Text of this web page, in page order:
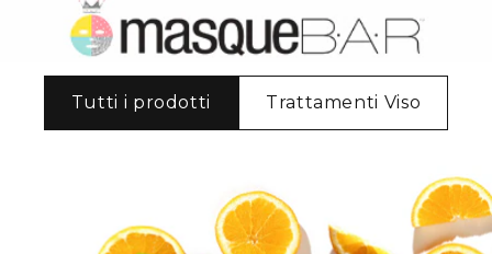
Tutti i prodotti Trattamenti Viso